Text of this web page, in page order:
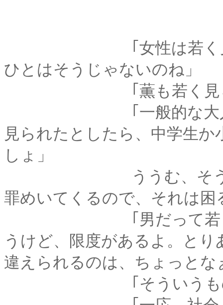
｢女性は若く見られ
ひとはそうじゃないのね」
｢薫も若く見られ
｢一般的な大人の話
見られたとしたら、中学生
しょ」
ううむ、そうなると
罪めいてくるので、それは
｢男だって若く見え
うけど、限度があるよ。と
違えられるのは、ちょっとな
｢そういうもの